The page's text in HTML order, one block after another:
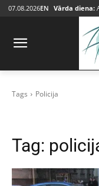
07.08.2026EN Vārda diena:
Tags Policija
Tag: